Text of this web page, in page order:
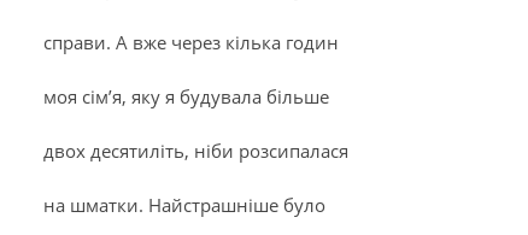
справи. А вже через кілька годин
моя сім’я, яку я будувала більше
двох десятиліть, ніби розсипалася
на шматки. Найстрашніше було